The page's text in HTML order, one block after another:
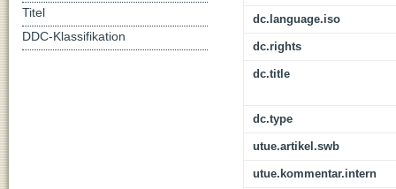
dc.language.iso
dc.rights
dc.title
dc.type
utue.artikel.swb
utue.kommentar.intern
Titel
DDC-Klassifikation